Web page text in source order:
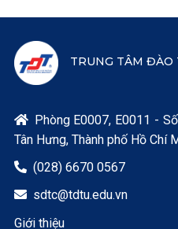
TRUNG TÂM ĐÀO

Phòng E0007, E0011 -
Tân Hưng, Thành phố Hồ Chí
 (028) 6670 0567
 sdtc@tdtu.edu.vn
Giới thiệu